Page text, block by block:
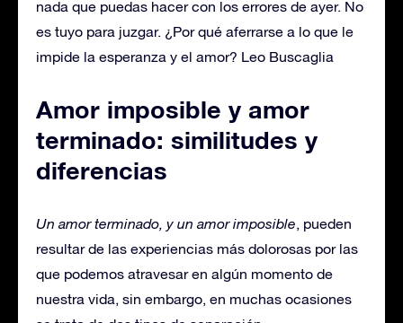
nada que puedas hacer con los errores de ayer. No
es tuyo para juzgar. ¿Por qué aferrarse a lo que le
impide la esperanza y el amor? Leo Buscaglia
Amor imposible y amor
terminado: similitudes y
diferencias
Un amor terminado, y un amor imposible, pueden
resultar de las experiencias más dolorosas por las
que podemos atravesar en algún momento de
nuestra vida, sin embargo, en muchas ocasiones